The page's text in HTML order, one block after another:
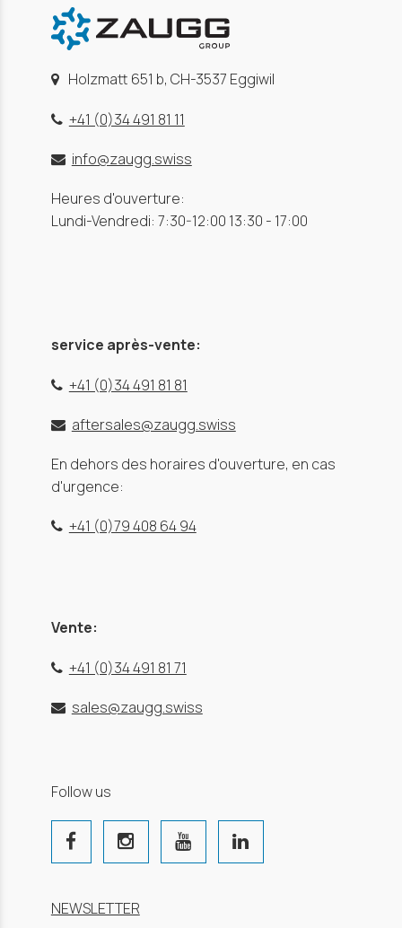
Holzmatt 651 b, CH-3537 Eggiwil
+41 (0)34 491 81 11
info@zaugg.swiss
Heures d'ouverture:
Lundi-Vendredi: 7:30-12:00 13:30 - 17:00
service après-vente:
+41 (0)34 491 81 81
aftersales@zaugg.swiss
En dehors des horaires d'ouverture, en cas
d'urgence:
+41 (0)79 408 64 94
Vente:
+41 (0)34 491 81 71
sales@zaugg.swiss
Follow us
NEWSLETTER